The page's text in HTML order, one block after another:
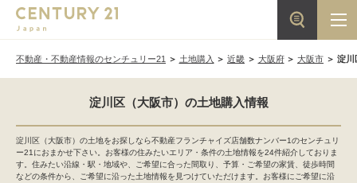
不動産・不動産情報のセンチュリー21 土地購入 近畿 大阪府 大阪市 淀川
淀川区（大阪市）の土地購入情報
淀川区（大阪市）の土地をお探しなら不動産フランチャイズ店舗数ナンバー1のセンチュリ
ー21におまかせ下さい。お客様の住みたいエリア・条件の土地情報を24件紹介しておりま
す。住みたい沿線・駅・地域や、ご希望に合った間取り、予算・ご希望の家賃、徒歩時間
などの条件から、ご希望に沿った土地情報を見つけていただけます。お客様にご希望に沿